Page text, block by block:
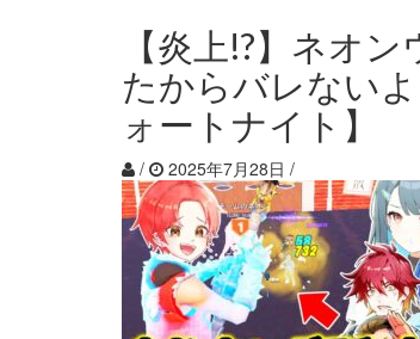
【炎上!?】ネオ
たからバレない
ォートナイト】
/ 2025年7月28日 /